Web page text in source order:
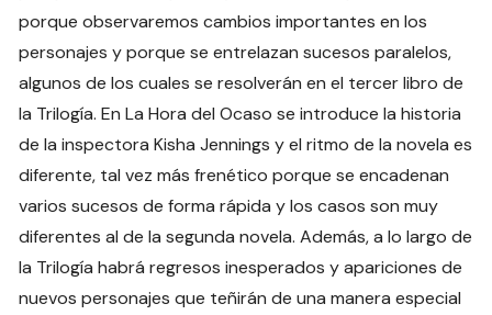
porque observaremos cambios importantes en los
personajes y porque se entrelazan sucesos paralelos,
algunos de los cuales se resolverán en el tercer libro de
la Trilogía. En La Hora del Ocaso se introduce la historia
de la inspectora Kisha Jennings y el ritmo de la novela es
diferente, tal vez más frenético porque se encadenan
varios sucesos de forma rápida y los casos son muy
diferentes al de la segunda novela. Además, a lo largo de
la Trilogía habrá regresos inesperados y apariciones de
nuevos personajes que teñirán de una manera especial